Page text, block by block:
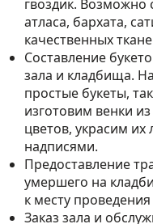
гвоздик. Возможно
атласа, бархата,
качественных
Составление
зала и кладбища.
простые букеты,
изготовим венки
цветов, украсим
надписями.
Предоставление
умершего на
к месту
Заказ зала и